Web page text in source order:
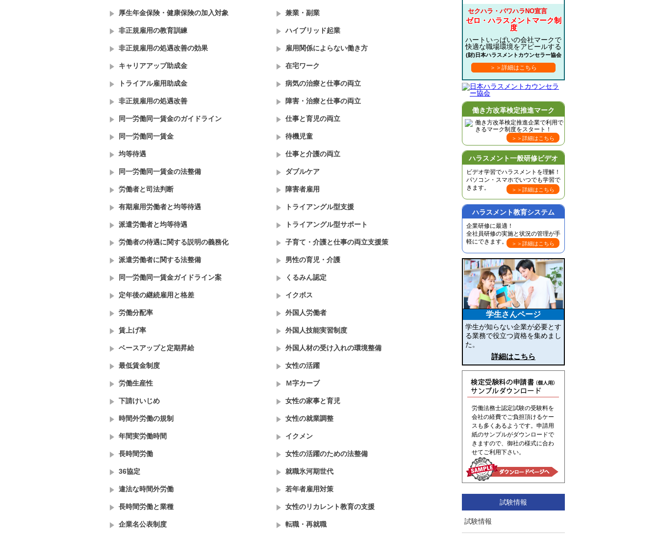
厚生年金保険・健康保険の加入対象
非正規雇用の教育訓練
非正規雇用の処遇改善の効果
キャリアアップ助成金
トライアル雇用助成金
非正規雇用の処遇改善
同一労働同一賃金のガイドライン
同一労働同一賃金
均等待遇
同一労働同一賃金の法整備
労働者と司法判断
有期雇用労働者と均等待遇
派遣労働者と均等待遇
労働者の待遇に関する説明の義務化
派遣労働者に関する法整備
同一労働同一賃金ガイドライン案
定年後の継続雇用と格差
労働分配率
賃上げ率
ベースアップと定期昇給
最低賃金制度
労働生産性
下請けいじめ
時間外労働の規制
年間実労働時間
長時間労働
36協定
違法な時間外労働
長時間労働と業種
企業名公表制度
兼業・副業
ハイブリッド起業
雇用関係によらない働き方
在宅ワーク
病気の治療と仕事の両立
障害・治療と仕事の両立
仕事と育児の両立
待機児童
仕事と介護の両立
ダブルケア
障害者雇用
トライアングル型支援
トライアングル型サポート
子育て・介護と仕事の両立支援策
男性の育児・介護
くるみん認定
イクボス
外国人労働者
外国人技能実習制度
外国人材の受け入れの環境整備
女性の活躍
Ｍ字カーブ
女性の家事と育児
女性の就業調整
イクメン
女性の活躍のための法整備
就職氷河期世代
若年者雇用対策
女性のリカレント教育の支援
転職・再就職
セクハラ・パワハラNO宣言
ゼロ・ハラスメントマーク制
度
ハートいっぱいの会社マークで
快適な職場環境をアピールする
(財)日本ハラスメントカウンセラー協会
＞＞詳細はこちら
働き方改革検定推進マーク
働き方改革検定推進企業で利用で
きるマーク制度をスタート！
＞＞詳細はこちら
ハラスメント一般研修ビデオ
ビデオ学習でハラスメントを理解！
パソコン・スマホでいつでも学習で
きます。
＞＞詳細はこちら
ハラスメント教育システム
企業研修に最適！
全社員研修の実施と状況の管理が手
軽にできます。
＞＞詳細はこちら
学生さんページ
学生が知らない企業が必要とす
る業務で役立つ資格を集めまし
た。
詳細はこちら
労働法務士認定試験の受験料を
会社の経費でご負担頂けるケー
スも多くあるようです。申請用
紙のサンプルがダウンロードで
きますので、御社の様式に合わ
せてご利用下さい。
試験情報
試験情報